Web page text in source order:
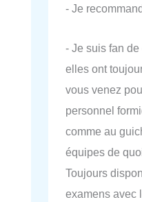
- Je
- Je suis fan
elles ont
vous venez
personnel
comme au
équipes de
Toujours
examens avec